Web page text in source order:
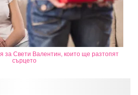
за Свети Валентин, които ще разтопят
сърцето